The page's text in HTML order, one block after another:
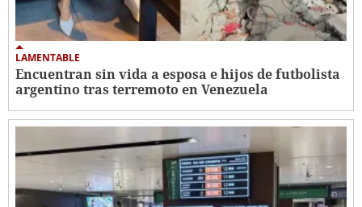
LAMENTABLE
Encuentran sin vida a esposa e hijos de futbolista
argentino tras terremoto en Venezuela